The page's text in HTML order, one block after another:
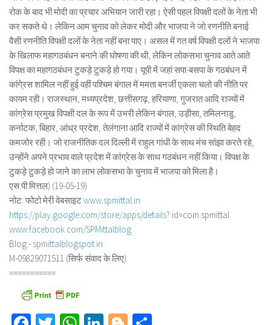
रोक के बाद भी मोदी का प्रचार अभियान जारी रहा। ऐसी पहल विपक्षी दलों के नेता भी
कर सकते थे। लेकिन आम चुनाव को लेकर मोदी और भाजपा ने जो रणनीति बनाई
वैसी रणनीति विपक्षी दलों के नेता नहीं बना पाए। असल में गत वर्ष विपक्षी दलों ने भाजपा
के खिलाफ महागठबंधन बनाने की घोषणा की थी, लेकिन लोकसभा चुनाव आते आते
विपक्ष का महागठबंधन टुकड़े टुकड़े हो गया। यूपी में जहां सपा-बसपा के गठबंधन में
कांगे्रस शामिल नहीं हुई वहीं पश्चिम बंगाल में ममता बनर्जी एकला चलो की नीति पर
कायम रही। राजस्थान, मध्यप्रदेश, छत्तीसगढ़, हरियाणा, गुजरात आदि राज्यों में
कांग्रेस प्रमुख विपक्षी दल के रूप में उभरी लेकिन बंगाल, उड़ीसा, तमिलनाडु,
कर्नाटक, बिहार, आंध्र प्रदेश, तेलंगाना आदि राज्यों में कांग्रेस की स्थिति बेहद
कमजोर रही। जो राजनीतिक दल दिल्ली में राहुल गांधी के साथ मंच सांझा करते रहे,
उन्होंने अपने प्रभाव वाले प्रदेश में कांग्रेस के साथ गठबंधन नहीं किया। विपक्ष के
टुकड़े टुकड़े हो जाने का लाभ लोकसभा के चुनाव में भाजपा को मिला है।
एस.पी.मित्तल) (19-05-19)
नोट: फोटो मेरी वेबसाइटwww.spmittal.in
https://play.google.com/store/apps/details? id=com.spmittal
www.facebook.com/SPMittalblog
Blog:- spmittalblogspot.in
M-09829071511 (सिर्फ संवाद के लिए)
===========